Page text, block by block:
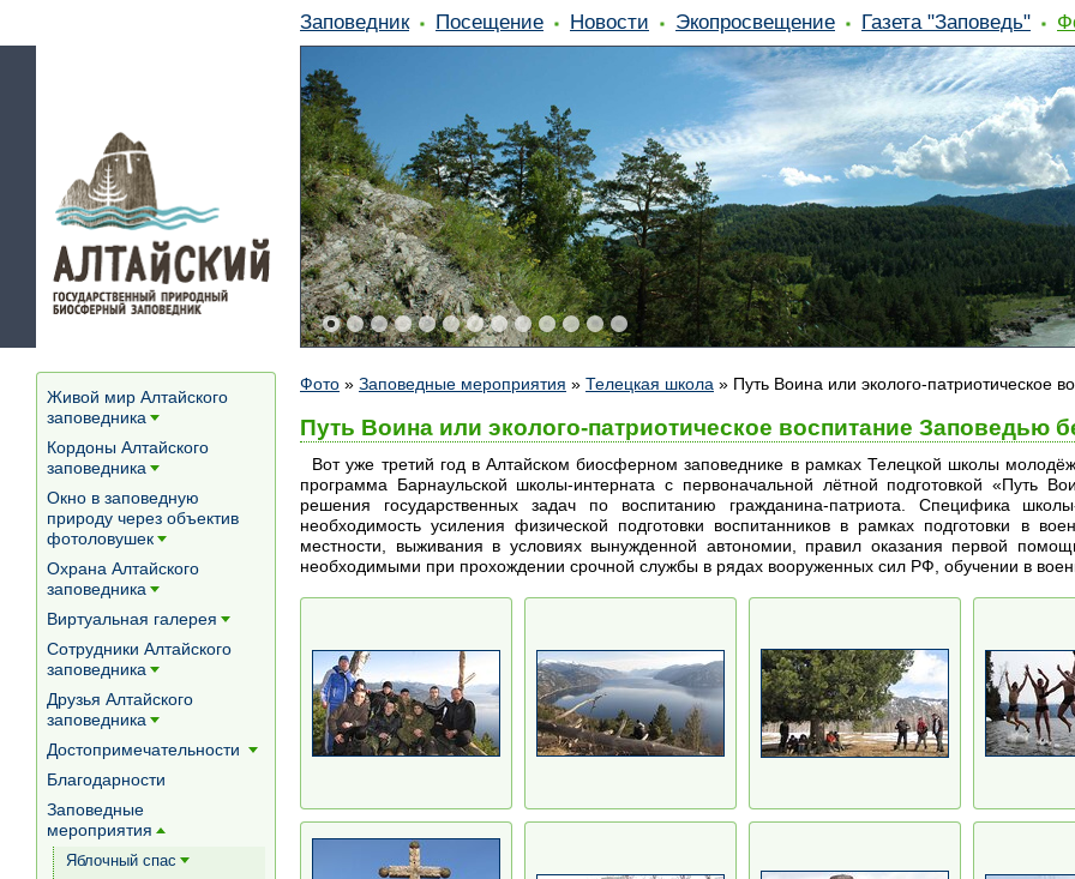
Заповедник Посещение Новости Экопросвещение Газета "Заповедь"
Фото » Заповедные мероприятия » Телецкая школа » Путь Воина или эколого-патриотическое
Путь Воина или эколого-патриотическое воспитание Заповедью
Вот уже третий год в Алтайском биосферном заповеднике в рамках Телецкой школы
программа Барнаульской школы-интерната с первоначальной лётной подготовкой «Путь
решения государственных задач по воспитанию гражданина-патриота. Специфика
необходимость усиления физической подготовки воспитанников в рамках подготовки в
местности, выживания в условиях вынужденной автономии, правил оказания первой
необходимыми при прохождении срочной службы в рядах вооруженных сил РФ, обучении в
Живой мир Алтайского
заповедника
Кордоны Алтайского
заповедника
Окно в заповедную
природу через объектив
фотоловушек
Охрана Алтайского
заповедника
Виртуальная галерея
Сотрудники Алтайского
заповедника
Друзья Алтайского
заповедника
Достопримечательности
Благодарности
Заповедные
мероприятия [+]
Яблочный спас